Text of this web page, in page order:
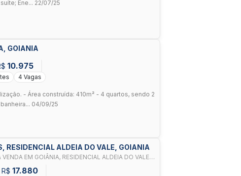
Ene... 22/07/25
GOIANIA
10.975
4 Vagas
- Área construída: 410m² - 4 quartos, sendo 2
04/09/25
RESIDENCIAL ALDEIA DO VALE, GOIANIA
EM GOIÂNIA, RESIDENCIAL ALDEIA DO VALE,
BA17.880